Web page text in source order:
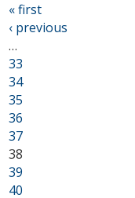
« first
‹ previous
…
33
34
35
36
37
38
39
40